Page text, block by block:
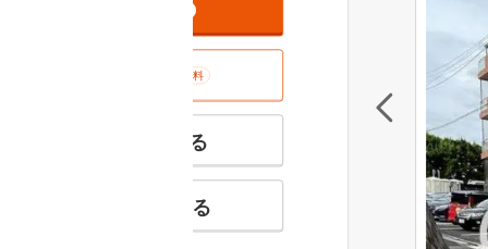
無料
特徴の似た物件を見る
お気に入りに追加する